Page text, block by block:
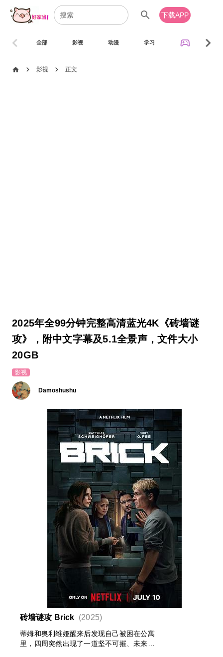
search 下载APP
全部 影视 动漫 学习 sports_esports
chevron_left chevron_right
home chevron_right 影视 chevron_right 正文
2025年全99分钟完整高清蓝光4K《砖墙谜
攻》，附中文字幕及5.1全景声，文件大小
20GB
影视
Damoshushu
砖墙谜攻 Brick (2025)
蒂姆和奥利维娅醒来后发现自己被困在公寓
里，四周突然出现了一道坚不可摧、未来感